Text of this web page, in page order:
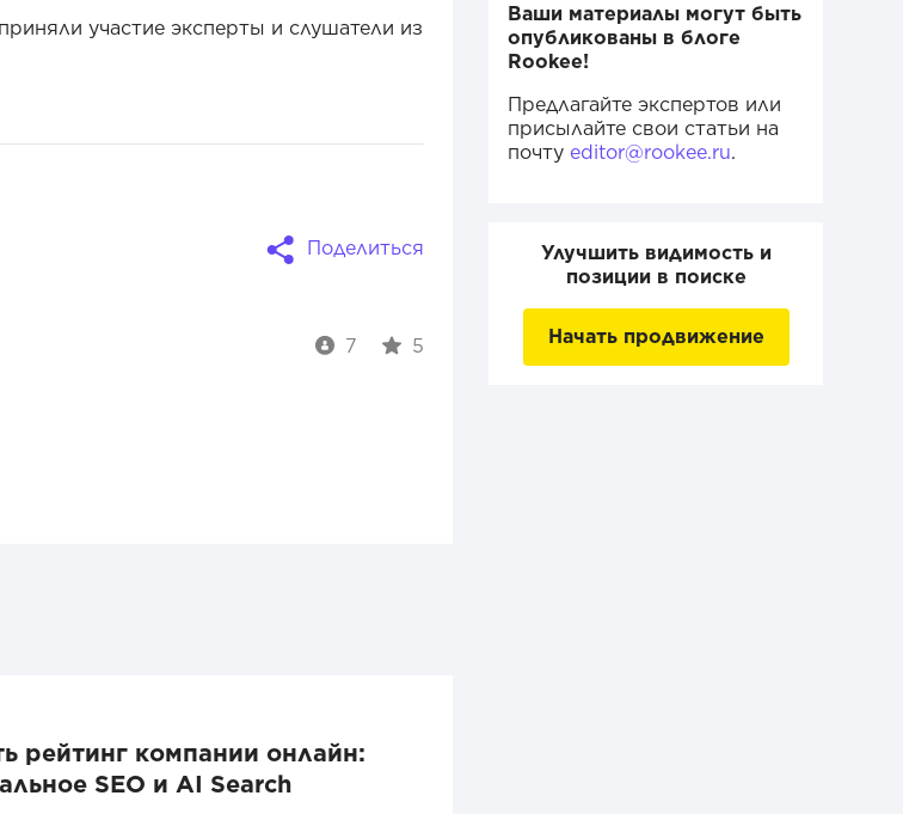
участие эксперты и слушатели из
Поделиться
7 5
рейтинг компании онлайн:
SEO и AI Search
Ваши материалы могут быть
опубликованы в блоге
Rookee!
Предлагайте экспертов или
присылайте свои статьи на
почту editor@rookee.ru.
Улучшить видимость и
позиции в поиске
Начать продвижение